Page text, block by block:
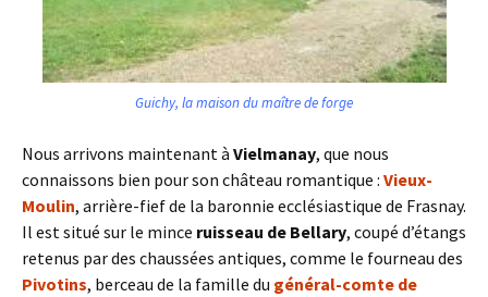
Guichy, la maison du maître de forge
Nous arrivons maintenant à Vielmanay, que nous
connaissons bien pour son château romantique : Vieux-
Moulin, arrière-fief de la baronnie ecclésiastique de Frasnay.
Il est situé sur le mince ruisseau de Bellary, coupé d’étangs
retenus par des chaussées antiques, comme le fourneau des
Pivotins, berceau de la famille du général-comte de